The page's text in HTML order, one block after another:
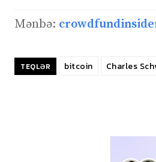
Mənbə:
TEQLƏR bitcoin Charles